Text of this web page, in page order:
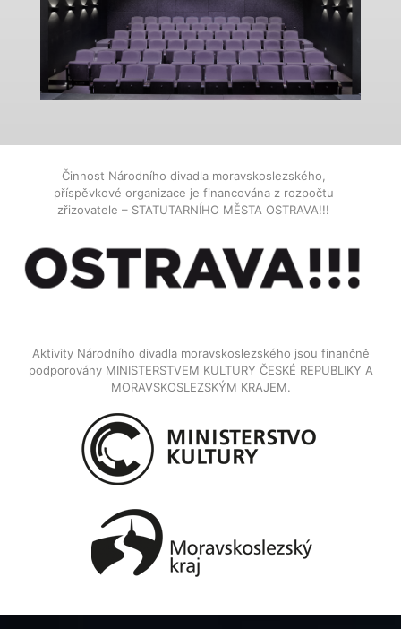
Činnost Národního divadla moravskoslezského,
příspěvkové organizace je financována z rozpočtu
zřizovatele – STATUTARNÍHO MĚSTA OSTRAVA!!!
Aktivity Národního divadla moravskoslezského jsou finančně
podporovány MINISTERSTVEM KULTURY ČESKÉ REPUBLIKY A
MORAVSKOSLEZSKÝM KRAJEM.